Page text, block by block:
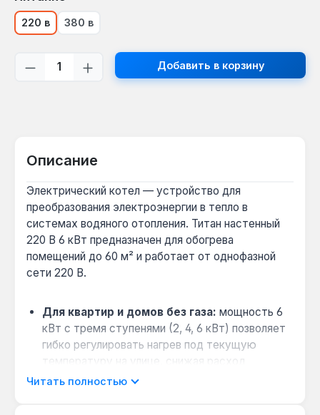
220 в 380 в
Количество продукта: введите
Добавить в корзину
Описание
Электрический котел — устройство для
преобразования электроэнергии в тепло в
системах водяного отопления. Титан настенный
220 В 6 кВт предназначен для обогрева
помещений до 60 м² и работает от однофазной
сети 220 В.
Для квартир и домов без газа: мощность 6
кВт с тремя ступенями (2, 4, 6 кВт) позволяет
гибко регулировать нагрев под текущую
температуру на улице, снижая расход
электроэнергии в межсезонье.
Читать полностью